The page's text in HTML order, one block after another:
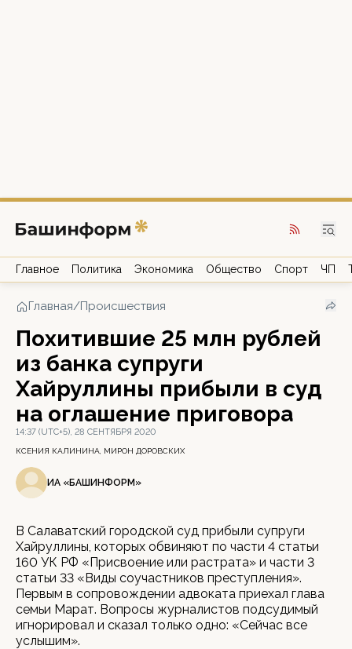
Главное Политика Экономика Общество Спорт ЧП
Главная/Происшествия
Похитившие 25 млн рублей
из банка супруги
Хайруллины прибыли в суд
на оглашение приговора
14:37 (UTC+5), 28 СЕНТЯБРЯ 2020
КСЕНИЯ КАЛИНИНА, МИРОН ДОРОВСКИХ
ИА «БАШИНФОРМ»
В Салаватский городской суд прибыли супруги
Хайруллины, которых обвиняют по части 4 статьи
160 УК РФ «Присвоение или растрата» и части 3
статьи 33 «Виды соучастников преступления».
Первым в сопровождении адвоката приехал глава
семьи Марат. Вопросы журналистов подсудимый
игнорировал и сказал только одно: «Сейчас все
услышим».